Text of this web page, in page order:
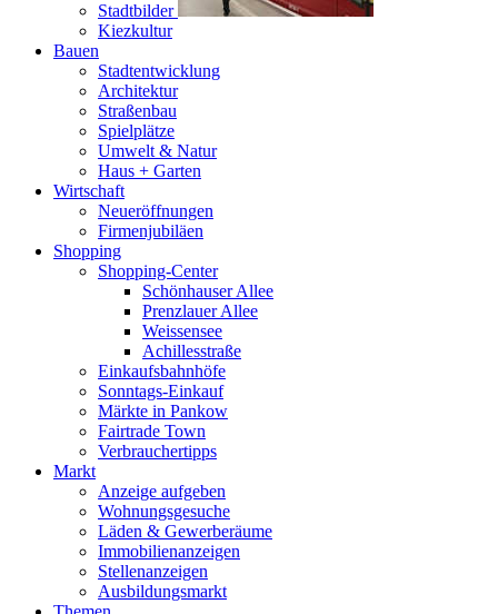
Stadtbilder
Kiezkultur
Bauen
Stadtentwicklung
Architektur
Straßenbau
Spielplätze
Umwelt & Natur
Haus + Garten
Wirtschaft
Neueröffnungen
Firmenjubiläen
Shopping
Shopping-Center
Schönhauser Allee
Prenzlauer Allee
Weissensee
Achillesstraße
Einkaufsbahnhöfe
Sonntags-Einkauf
Märkte in Pankow
Fairtrade Town
Verbrauchertipps
Markt
Anzeige aufgeben
Wohnungsgesuche
Läden & Gewerberäume
Immobilienanzeigen
Stellenanzeigen
Ausbildungsmarkt